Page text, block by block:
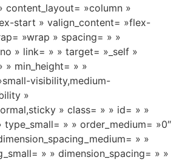
content_layout= »column »
start » valign_content= »flex-
»wrap » spacing= » »
» link= » » target= »_self »
» min_height= » »
visibility,medium-
»
» class= » » id= » »
» » order_medium= »0″
» »
» » dimension_spacing= » »